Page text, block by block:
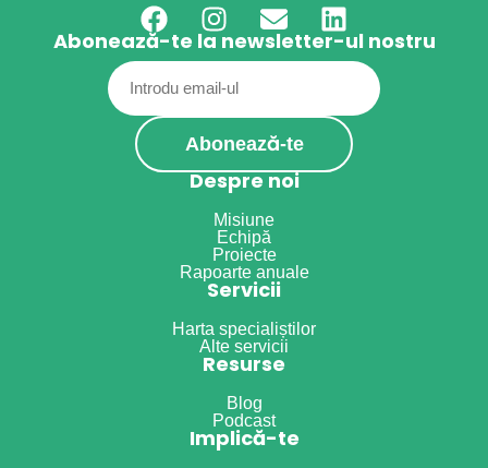
Abonează-te la newsletter-ul nostru
Email
(Required)
Despre noi
Misiune
Echipă
Proiecte
Rapoarte anuale
Servicii
Harta specialiștilor
Alte servicii
Resurse
Blog
Podcast
Implică-te